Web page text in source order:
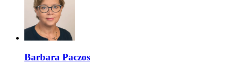
Barbara Paczos